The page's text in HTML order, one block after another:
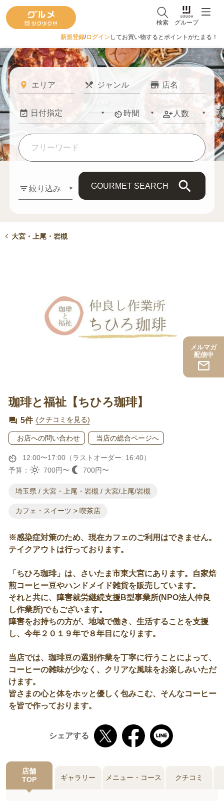
検索 グループ
新規登録/ログインしてお買い物するとポイントがたまる！
時間 人数
絞り込み GOURMET SEARCH
大宮・上尾・岩槻
メルマガ
配信中
珈琲と福祉【ちひろ珈琲】
5件 (クチコミを見る)
お店への問い合わせ 当店の総合ページへ
12:00〜17:00（ラストオーダー: 16:40）
予算：
700円〜 700円〜
埼玉県 / 大宮・上尾・岩槻 / 大宮/上尾/岩槻
カフェ・スイーツ > 喫茶店
※感染症対策のため、現在カフェのご利用はできません。
テイクアウトは行っております。
「ちひろ珈琲」は、さいたま市東大宮にあります。自家焙
煎コーヒー豆やハンドメイド雑貨を販売しています。
それと共に、障害就労継続支援B型事業所(NPO法人仲良
し作業所)でもございます。
障害をお持ちの方が、地域で働き、生活することを支援
し、今年２０１９年で８年目になります。
当店では、珈琲豆の選別作業を丁寧に行うことによって、
コーヒーの雑味が少なく、クリアな風味をお楽しみいただ
けます。
皆さまの心と体をホッと優しく包みこむ、そんなコーヒー
を皆で作っております。
シェアする
店舗
TOP
ギャラリー メニュー・コース クチコミ